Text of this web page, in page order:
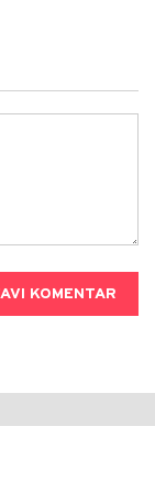
KOMENTAR